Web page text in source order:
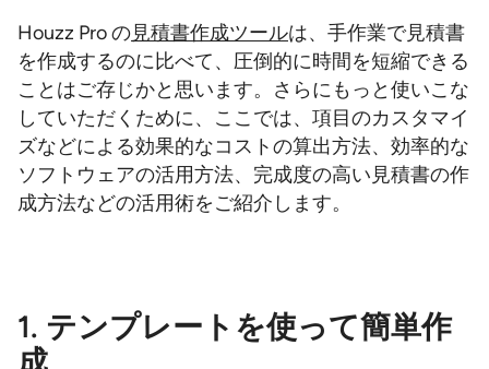
Houzz Pro の見積書作成ツールは、手作業で見積書
を作成するのに比べて、圧倒的に時間を短縮できる
ことはご存じかと思います。さらにもっと使いこな
していただくために、ここでは、項目のカスタマイ
ズなどによる効果的なコストの算出方法、効率的な
ソフトウェアの活用方法、完成度の高い見積書の作
成方法などの活用術をご紹介します。
1. テンプレートを使って簡単作
成